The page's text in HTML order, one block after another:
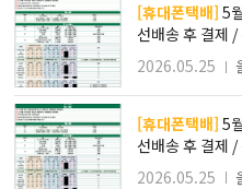
[휴대폰택배] 5월25일 [올다] 휴대폰성지 2차 시세표 /
선배송 후 결제
2026.05.25
[휴대폰택배] 5월25일 [올다] 휴대폰성지 1차 시세표 /
선배송 후 결제
2026.05.25